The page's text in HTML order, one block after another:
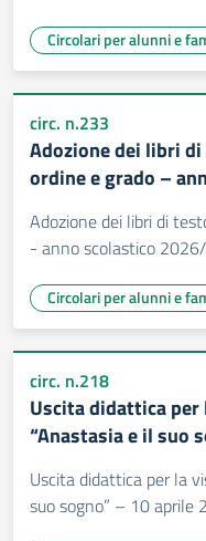
Circolari per alunni e
circ. n.233
Adozione dei libri
ordine e grado –
Adozione dei libri di
- anno scolastico
Circolari per alunni e
circ. n.218
Uscita didattica
“Anastasia e il suo
Uscita didattica per la
suo sogno” – 10 aprile